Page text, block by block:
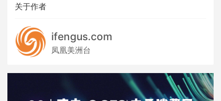
关于作者
ifengus.com
凤凰美洲台